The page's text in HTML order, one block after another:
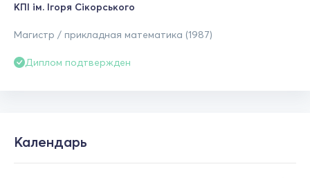
КПІ ім. Ігоря Сікорського
Магистр / прикладная математика (1987)
Диплом подтвержден
Календарь